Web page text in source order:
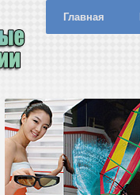
Главная